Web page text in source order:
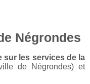
Négrondes
sur les services de la
de Négrondes) et